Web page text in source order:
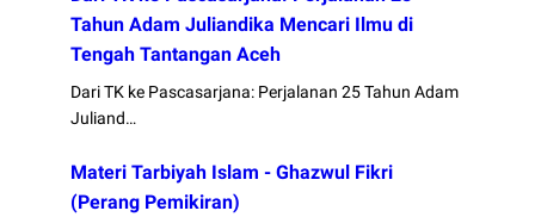
Tahun Adam Juliandika Mencari Ilmu di
Tengah Tantangan Aceh
Dari TK ke Pascasarjana: Perjalanan 25 Tahun Adam
Juliand…
Materi Tarbiyah Islam - Ghazwul Fikri
(Perang Pemikiran)